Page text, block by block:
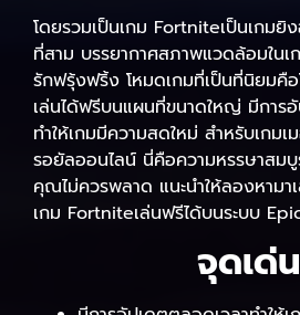
โดยรวมเป็นเกม Fortniteเป็นเกม
ที่สาม บรรยากาศสภาพแวดล้อมในเ
รักฟรุ้งฟริ้ง โหมดเกมที่เป็นที่นิยมคื
เล่นได้ฟรีบนแผนที่ขนาดใหญ่ มีการ
ทำให้เกมมีความสดใหม่ สำหรับเกม
รอยัลออนไลน์ นี่คือความหรรษาส
คุณไม่ควรพลาด แนะนำให้ลองหามา
เกม Fortniteเล่นฟรีได้บนระบบ
จุดเด่น